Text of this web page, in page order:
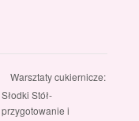
Warsztaty cukiernicze:
Słodki Stół-
przygotowanie i